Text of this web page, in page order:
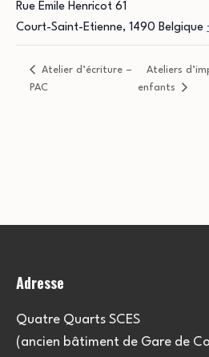
Rue Emile Henricot 61
Court-Saint-Etienne, 1490 Belgique
Atelier d’écriture –
PAC
Ateliers
enfants
Adresse
Quatre Quarts SCES
(ancien bâtiment de Gare de